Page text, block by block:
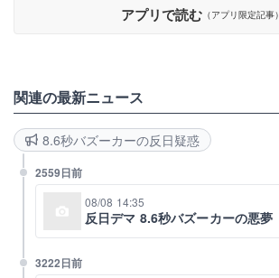
アプリで読む （アプリ限定記事）
関連の最新ニュース
8.6秒バズーカーの反日疑惑
2559日前
08/08 14:35
反日デマ 8.6秒バズーカーの悪夢
3222日前